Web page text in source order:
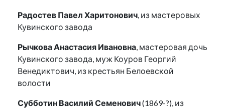
Радостев Павел Харитонович, из мастеровых
Кувинского завода
Рычкова Анастасия Ивановна, мастеровая дочь
Кувинского завода, муж Коуров Георгий
Венедиктович, из крестьян Белоевской
волости
Субботин Василий Семенович(1869-?), из